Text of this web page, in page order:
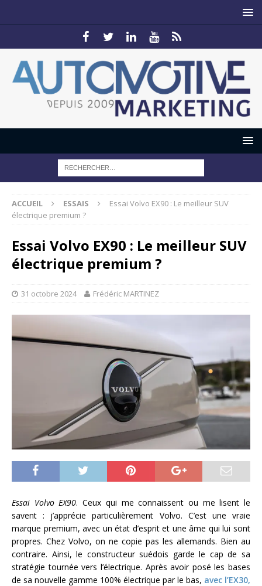
ACCUEIL ESSAIS
Essai Volvo EX90 : Le meilleur SUV
électrique premium ?
Essai Volvo EX90 : Le meilleur SUV
électrique premium ?
31 octobre 2024 Frédéric MARTINEZ
Essai Volvo EX90. Ceux qui me connaissent ou me lisent le
savent : j’apprécie particulièrement Volvo. C’est une vraie
marque premium, avec un état d’esprit et une âme qui lui sont
propres. Chez Volvo, on ne copie pas les allemands. Bien au
contraire. Ainsi, le constructeur suédois garde le cap de sa
stratégie tournée vers l’électrique. Après avoir posé les bases
de sa nouvelle gamme 100% électrique par le bas, avec l’EX30,